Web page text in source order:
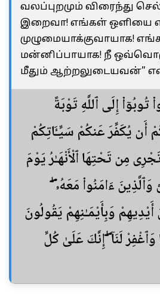
வலப்புறமும் விரைந்து
இறைவா! எங்கள் ஒளியை
முழுமையாக்குவாயாக!
மன்னிப்பாயாக! நீ
மீதும் ஆற்றலுடையவன்”
تُوبُوٓا۟ إِلَى ٱللَّهِ تَوْبَةً
يُكَفِّرَ عَنكُمْ سَيِّـَٔاتِكُمْ
مِن تَحْتِهَا ٱلْأَنْهَـٰرُ يَوْمَ
وَٱلَّذِينَ ءَامَنُوا۟ مَعَهُۥ
وَبِأَيْمَـٰنِهِمْ يَقُولُونَ
وَٱغْفِرْ لَنَآ ۖ إِنَّكَ عَلَىٰ كُلِّ